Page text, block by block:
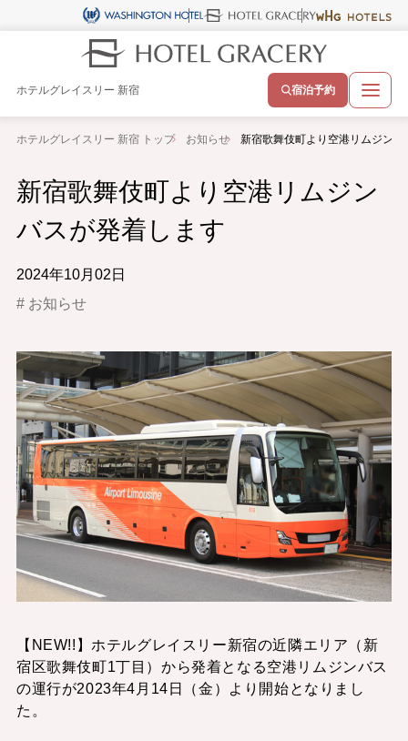
ホテルグレイスリー 新宿 宿泊予約
ホテルグレイスリー 新宿 トップ お知らせ 新宿歌舞伎町より空港リムジンバ
新宿歌舞伎町より空港リムジン
バスが発着します
2024年10月02日
お知らせ
【NEW!!】ホテルグレイスリー新宿の近隣エリア（新
宿区歌舞伎町1丁目）から発着となる空港リムジンバス
の運行が2023年4月14日（金）より開始となりまし
た。